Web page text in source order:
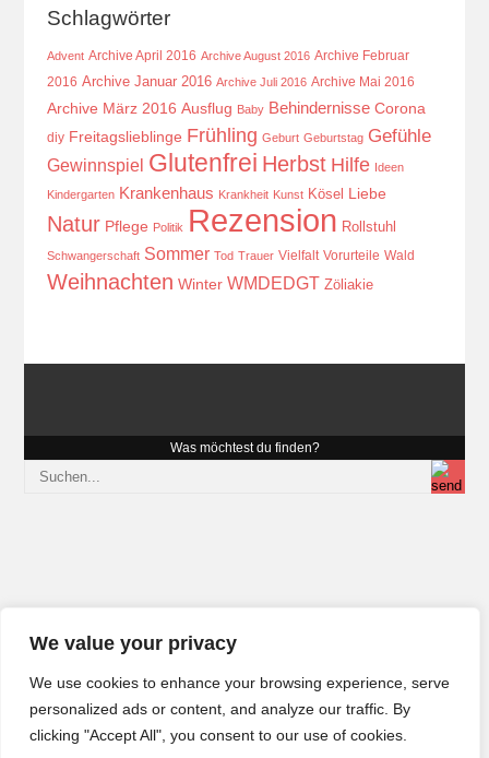
We value your privacy
We use cookies to enhance your browsing experience, serve
personalized ads or content, and analyze our traffic. By
clicking "Accept All", you consent to our use of cookies.
Schlagwörter
Advent Archive April 2016 Archive August 2016 Archive Februar
2016 Archive Januar 2016 Archive Juli 2016 Archive Mai 2016
Archive März 2016 Ausflug Baby Behindernisse Corona
diy Freitagslieblinge Frühling Geburt Geburtstag Gefühle
Gewinnspiel Glutenfrei Herbst Hilfe Ideen
Kindergarten Krankenhaus Krankheit Kunst Kösel Liebe
Natur Pflege Politik Rezension Rollstuhl
Schwangerschaft Sommer Tod Trauer Vielfalt Vorurteile Wald
Weihnachten Winter WMDEDGT Zöliakie
Was möchtest du finden?